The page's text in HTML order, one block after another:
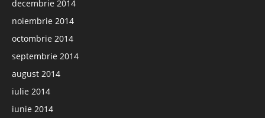
decembrie 2014
noiembrie 2014
octombrie 2014
septembrie 2014
august 2014
iulie 2014
iunie 2014